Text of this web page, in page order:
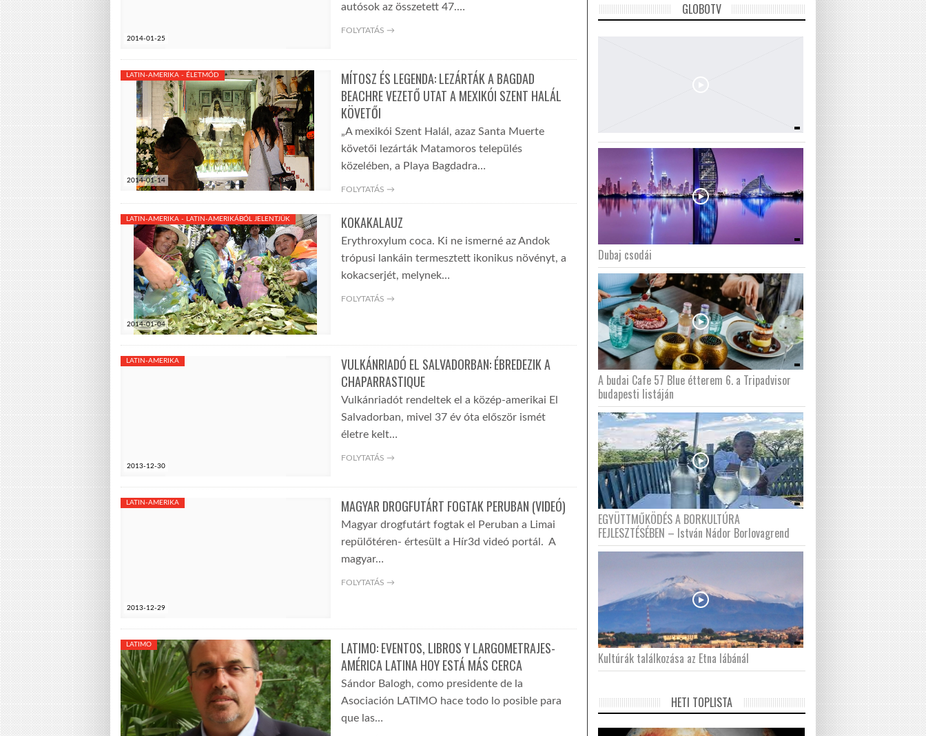
2014-01-25
autósok az összetett 47.…
FOLYTATÁS →
2014-01-14
LATIN-AMERIKA - ÉLETMÓD
MÍTOSZ ÉS LEGENDA: LEZÁRTÁK A BAGDAD
BEACHRE VEZETŐ UTAT A MEXIKÓI SZENT HALÁL
KÖVETŐI
„A mexikói Szent Halál, azaz Santa Muerte
követői lezárták Matamoros település
közelében, a Playa Bagdadra…
FOLYTATÁS →
2014-01-04
LATIN-AMERIKA - LATIN-AMERIKÁBÓL JELENTJÜK KOKAKALAUZ
Erythroxylum coca. Ki ne ismerné az Andok
trópusi lankáin termesztett ikonikus növényt, a
kokacserjét, melynek…
FOLYTATÁS →
2013-12-30
LATIN-AMERIKA
VULKÁNRIADÓ EL SALVADORBAN: ÉBREDEZIK A
CHAPARRASTIQUE
Vulkánriadót rendeltek el a közép-amerikai El
Salvadorban, mivel 37 év óta először ismét
életre kelt…
FOLYTATÁS →
2013-12-29
LATIN-AMERIKA MAGYAR DROGFUTÁRT FOGTAK PERUBAN (VIDEÓ)
Magyar drogfutárt fogtak el Peruban a Limai
repülőtéren- értesült a Hír3d videó portál. A
magyar…
FOLYTATÁS →
LATIMO
LATIMO: EVENTOS, LIBROS Y LARGOMETRAJES-
AMÉRICA LATINA HOY ESTÁ MÁS CERCA
Sándor Balogh, como presidente de la
Asociación LATIMO hace todo lo posible para
que las…
GLOBOTV
Dubaj csodái
A budai Cafe 57 Blue étterem 6. a Tripadvisor
budapesti listáján
EGYÜTTMŰKÖDÉS A BORKULTÚRA
FEJLESZTÉSÉBEN – István Nádor Borlovagrend
Kultúrák találkozása az Etna lábánál
HETI TOPLISTA